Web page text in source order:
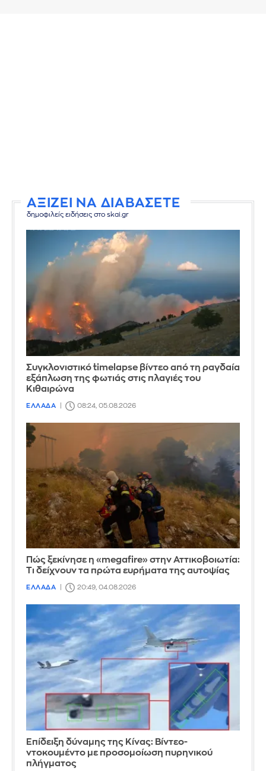
ΑΞΙΖΕΙ ΝΑ ΔΙΑΒΑΣΕΤΕ
δημοφιλείς ειδήσεις στο skai.gr
Συγκλονιστικό timelapse βίντεο από τη ραγδαία
εξάπλωση της φωτιάς στις πλαγιές του
Κιθαιρώνα
ΕΛΛΑΔΑ 08:24, 05.08.2026
Πώς ξεκίνησε η «megafire» στην Αττικοβοιωτία:
Τι δείχνουν τα πρώτα ευρήματα της αυτοψίας
ΕΛΛΑΔΑ 20:49, 04.08.2026
Επίδειξη δύναμης της Κίνας: Βίντεο-
ντοκουμέντο με προσομοίωση πυρηνικού
πλήγματος